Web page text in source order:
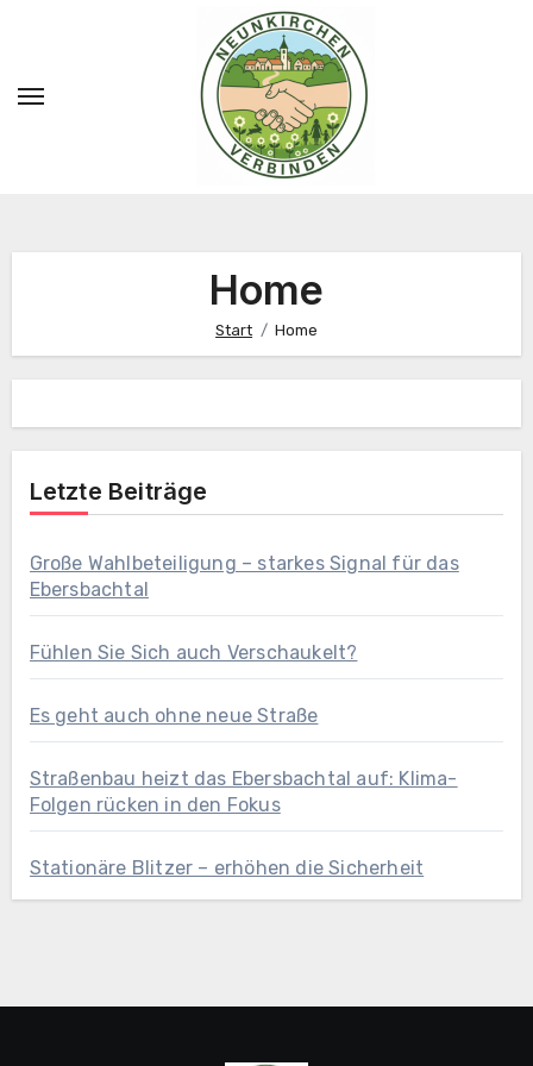
Home
Start Home
Letzte Beiträge
Große Wahlbeteiligung – starkes Signal für das
Ebersbachtal
Fühlen Sie Sich auch Verschaukelt?
Es geht auch ohne neue Straße
Straßenbau heizt das Ebersbachtal auf: Klima-
Folgen rücken in den Fokus
Stationäre Blitzer – erhöhen die Sicherheit